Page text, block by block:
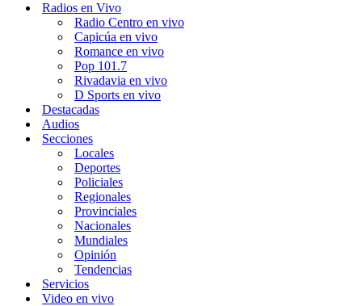
Radios en Vivo
Radio Centro en vivo
Capicúa en vivo
Romance en vivo
Pop 101.7
Rivadavia en vivo
D Sports en vivo
Destacadas
Audios
Secciones
Locales
Deportes
Policiales
Regionales
Provinciales
Nacionales
Mundiales
Opinión
Tendencias
Servicios
Video en vivo